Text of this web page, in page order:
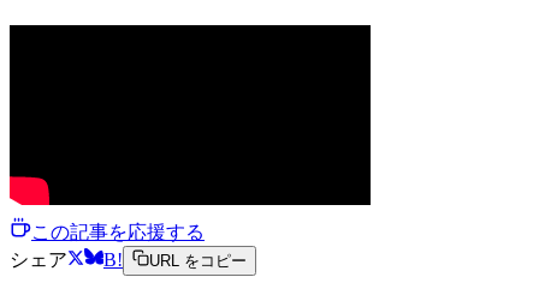
この記事を応援する
シェア
B! URL をコピー